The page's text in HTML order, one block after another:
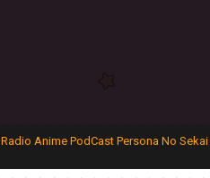
Radio Anime PodCast Persona No